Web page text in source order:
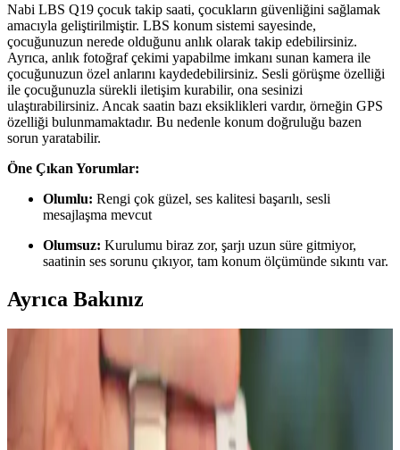
Nabi LBS Q19 çocuk takip saati, çocukların güvenliğini sağlamak
amacıyla geliştirilmiştir. LBS konum sistemi sayesinde,
çocuğunuzun nerede olduğunu anlık olarak takip edebilirsiniz.
Ayrıca, anlık fotoğraf çekimi yapabilme imkanı sunan kamera ile
çocuğunuzun özel anlarını kaydedebilirsiniz. Sesli görüşme özelliği
ile çocuğunuzla sürekli iletişim kurabilir, ona sesinizi
ulaştırabilirsiniz. Ancak saatin bazı eksiklikleri vardır, örneğin GPS
özelliği bulunmamaktadır. Bu nedenle konum doğruluğu bazen
sorun yaratabilir.
Öne Çıkan Yorumlar:
Olumlu: Rengi çok güzel, ses kalitesi başarılı, sesli
mesajlaşma mevcut
Olumsuz: Kurulumu biraz zor, şarjı uzun süre gitmiyor,
saatinin ses sorunu çıkıyor, tam konum ölçümünde sıkıntı var.
Ayrıca Bakınız
Samsung Galaxy Watch 6 için AktarMobile Silikon
Kayış İncelemesi ve Özellikleri
AktarMobile tarafından üretilen Samsung Galaxy Watch 6 için özel
silikon kayış, dayanıklı, estetik ve ayarlanabilir yapısıyla günlük ve
spor kullanıma uygun, çeşitli renk seçenekleri sunar.